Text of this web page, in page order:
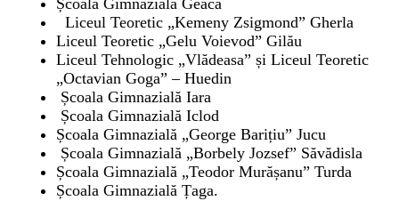
Școala Gimnazială Geaca
Liceul Teoretic „Kemeny Zsigmond” Gherla
Liceul Teoretic „Gelu Voievod” Gilău
Liceul Tehnologic „Vlădeasa” și Liceul Teoretic
„Octavian Goga” – Huedin
Școala Gimnazială Iara
Școala Gimnazială Iclod
Școala Gimnazială „George Barițiu” Jucu
Școala Gimnazială „Borbely Jozsef” Săvădisla
Școala Gimnazială „Teodor Murășanu” Turda
Școala Gimnazială Țaga.